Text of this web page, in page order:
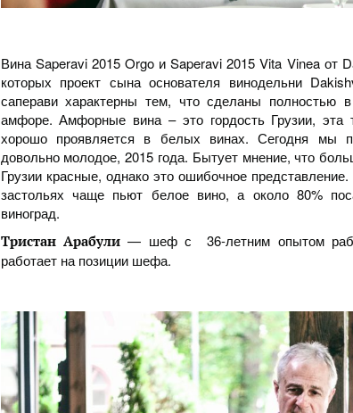
Вина Saperavi 2015 Orgo и Saperavi 2015 Vita Vinea от
которых проект сына основателя винодельни
саперави характерны тем, что сделаны полностью
амфоре. Амфорные вина – это гордость Грузии, эта
хорошо проявляется в белых винах. Сегодня мы
довольно молодое, 2015 года. Бытует мнение, что
Грузии красные, однако это ошибочное
застольях чаще пьют белое вино, а около 80%
виноград.
Тристан Арабули— шеф с 36-летним опытом
работает на позиции шефа.